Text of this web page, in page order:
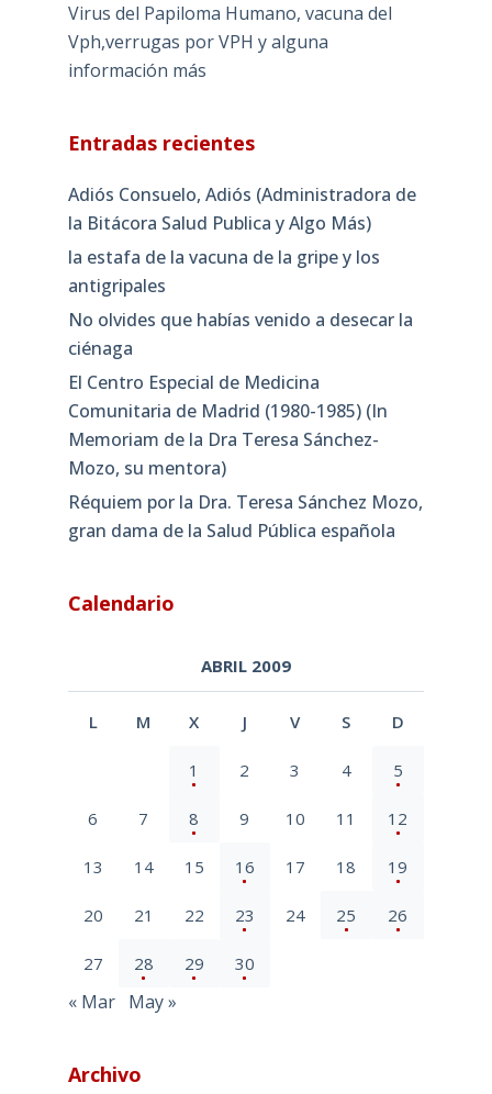
Virus del Papiloma Humano, vacuna del
Vph,verrugas por VPH y alguna
información más
Entradas recientes
Adiós Consuelo, Adiós (Administradora de
la Bitácora Salud Publica y Algo Más)
la estafa de la vacuna de la gripe y los
antigripales
No olvides que habías venido a desecar la
ciénaga
El Centro Especial de Medicina
Comunitaria de Madrid (1980-1985) (In
Memoriam de la Dra Teresa Sánchez-
Mozo, su mentora)
Réquiem por la Dra. Teresa Sánchez Mozo,
gran dama de la Salud Pública española
Calendario
ABRIL 2009
L M X J V S D
1 2 3 4 5
6 7 8 9 10 11 12
13 14 15 16 17 18 19
20 21 22 23 24 25 26
27 28 29 30
« Mar May »
Archivo